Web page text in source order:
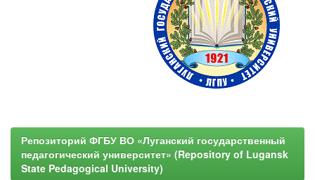
Репозиторий ФГБУ ВО «Луганский государственный
педагогический университет» (Repository of Lugansk
State Pedagogical University)